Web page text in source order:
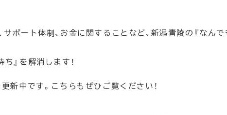
ポート体制、お金に関することなど、新潟青陵の『なん
』を解消します！
新中です。こちらもぜひご覧ください！